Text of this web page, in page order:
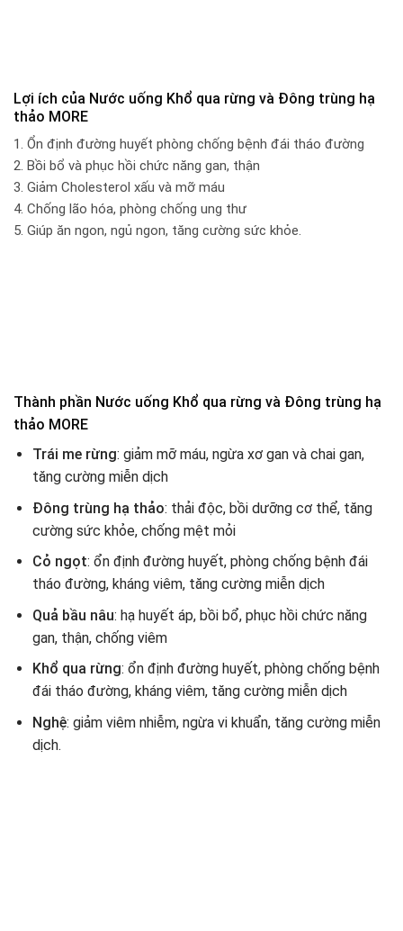
Lợi ích của Nước uống Khổ qua rừng và Đông trùng hạ
thảo MORE
1. Ổn định đường huyết phòng chống bệnh đái tháo đường
2. Bồi bổ và phục hồi chức năng gan, thận
3. Giảm Cholesterol xấu và mỡ máu
4. Chống lão hóa, phòng chống ung thư
5. Giúp ăn ngon, ngủ ngon, tăng cường sức khỏe.
Thành phần Nước uống Khổ qua rừng và Đông trùng hạ
thảo MORE
Trái me rừng: giảm mỡ máu, ngừa xơ gan và chai gan,
tăng cường miễn dịch
Đông trùng hạ thảo: thải độc, bồi dưỡng cơ thể, tăng
cường sức khỏe, chống mệt mỏi
Cỏ ngọt: ổn định đường huyết, phòng chống bệnh đái
tháo đường, kháng viêm, tăng cường miễn dịch
Quả bầu nâu: hạ huyết áp, bồi bổ, phục hồi chức năng
gan, thận, chống viêm
Khổ qua rừng: ổn định đường huyết, phòng chống bệnh
đái tháo đường, kháng viêm, tăng cường miễn dịch
Nghệ: giảm viêm nhiễm, ngừa vi khuẩn, tăng cường miễn
dịch.